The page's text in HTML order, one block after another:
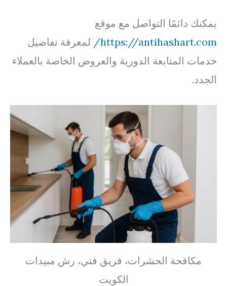
يمكنك دائمًا التواصل مع موقع
https://antihashart.com/
لمعرفة تفاصيل
خدمات المتابعة الدورية والعروض الخاصة بالعملاء
الجدد.
مكافحة الحشرات، فريق فني، رش مبيدات
الكويت